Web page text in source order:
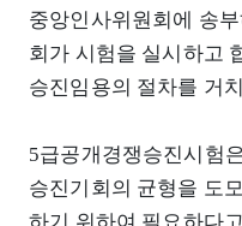
중앙인사위원회에 송
회가 시험을 실시하고
승진임용의 절차를 거
5급공개경쟁승진시험
승진기회의 균형을 도